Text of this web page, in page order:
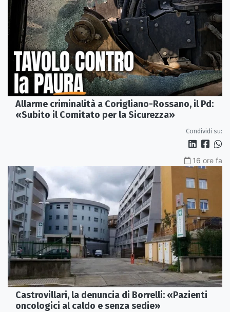
Allarme criminalità a Corigliano-Rossano, il Pd:
«Subito il Comitato per la Sicurezza»
Condividi su:
16 ore fa
Castrovillari, la denuncia di Borrelli: «Pazienti
oncologici al caldo e senza sedie»